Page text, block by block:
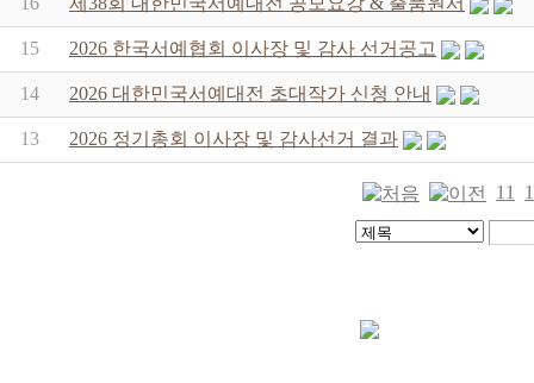
15 2026 한국서예협회 이사장 및 감사 선거공고
14 2026 대한민국서예대전 초대작가 신청 안내
13 2026 정기총회 이사장 및 감사선거 결과
11